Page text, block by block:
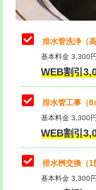
排水管工事（
排水管工事（
え）
マス交換（土
マス交換（深さ
マス交換（深
コンクリート斫
止水・漏水調
理・調整・分解
止水・漏水調
理・調整・分
その他部品の脱
交換・取付（
交換・取付(単
式）)
排水管洗浄（
基本料金 3,300
WEB割引
排水管工事（8
基本料金 3,300
WEB割引
排水桝交換（1
基本料金 3,300